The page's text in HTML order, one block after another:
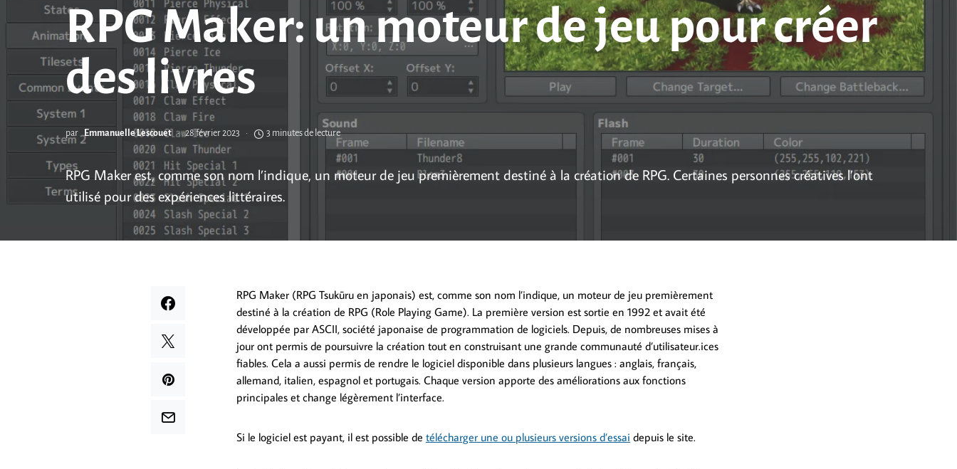
RPG Maker: un moteur de jeu pour créer
des livres
par Emmanuelle Lescouet 28 février 2023 3 minutes de lecture
RPG Maker est, comme son nom l’indique, un moteur de jeu premièrement destiné à la création de RPG. Certaines personnes créatives l’ont
utilisé pour des expériences littéraires.
RPG Maker (RPG Tsukūru en japonais) est, comme son nom l’indique, un moteur de jeu premièrement
destiné à la création de RPG (Role Playing Game). La première version est sortie en 1992 et avait été
développée par ASCII, société japonaise de programmation de logiciels. Depuis, de nombreuses mises à
jour ont permis de poursuivre la création tout en construisant une grande communauté d’utilisateur.ices
fiables. Cela a aussi permis de rendre le logiciel disponible dans plusieurs langues : anglais, français,
allemand, italien, espagnol et portugais. Chaque version apporte des améliorations aux fonctions
principales et change légèrement l’interface.
Si le logiciel est payant, il est possible de télécharger une ou plusieurs versions d’essai depuis le site.